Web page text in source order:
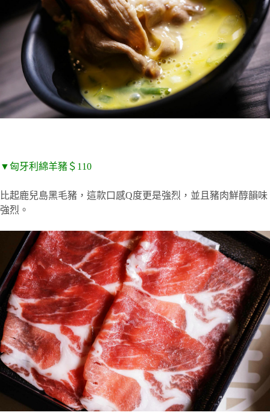
▼匈牙利綿羊豬＄110
比起鹿兒島黑毛豬，這款口感Q度更是強烈，並且豬肉鮮醇韻味
強烈。